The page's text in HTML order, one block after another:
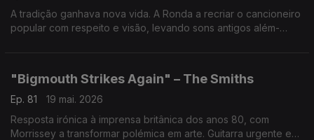
A tradição ganhava nova vida. A Ronda a recriar o cancioneiro
popular com respeito e visão, levando sons antigos além-
"Bigmouth Strikes Again" – The Smiths
Ep. 81
19 mai. 2026
Resposta irónica à imprensa britânica dos anos 80, com
Morrissey a transformar polémica em arte. Guitarra urgente e